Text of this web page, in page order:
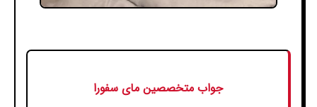
جواب متخصصین مای سفورا